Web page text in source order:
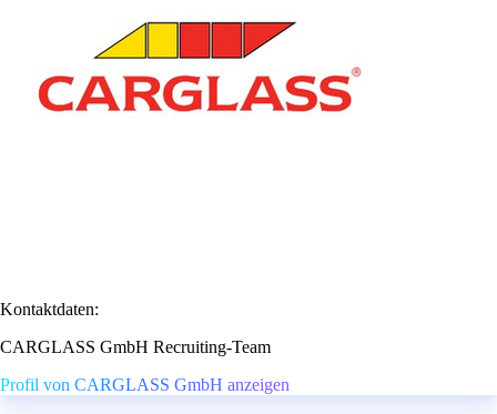
Kontaktdaten:
CARGLASS GmbH Recruiting-Team
Profil von CARGLASS GmbH anzeigen